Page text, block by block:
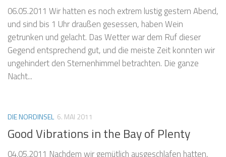
06.05.2011 Wir hatten es noch extrem lustig gestern Abend,
und sind bis 1 Uhr draußen gesessen, haben Wein
getrunken und gelacht. Das Wetter war dem Ruf dieser
Gegend entsprechend gut, und die meiste Zeit konnten wir
ungehindert den Sternenhimmel betrachten. Die ganze
Nacht...
DIE NORDINSEL 6. MAI 2011
Good Vibrations in the Bay of Plenty
04.05.2011 Nachdem wir gemütlich ausgeschlafen hatten,